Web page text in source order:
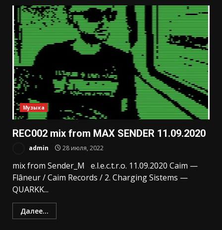
Музыка
REC002 mix from MAX SENDER 11.09.2020
admin 28 июля, 2022
mix from Sender_M e.l.e.c.t.r.o. 11.09.2020 Caim —
Flâneur / Caim Records / 2. Charging Sistems —
QUARKK...
Далее...